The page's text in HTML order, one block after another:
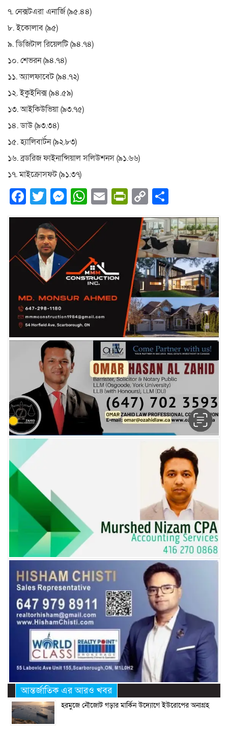
৭. নেক্সটএরা এনার্জি (৯৫.৪৪)
৮. ইকোলাব (৯৫)
৯. ডিজিটাল রিয়েলটি (৯৪.৭৪)
১০. শেভরন (৯৪.৭৪)
১১. অ্যালফাবেট (৯৪.৭২)
১২. ইকুইনিক্স (৯৪.৫৯)
১৩. আইকিউভিয়া (৯৩.৭৫)
১৪. ডাউ (৯৩.৩৪)
১৫. হ্যালিবার্টন (৯২.৮৩)
১৬. ব্রডরিজ ফাইনান্সিয়াল সলিউশনস (৯১.৬৬)
১৭. মাইক্রোসফট (৯১.৩৭)
Facebook
Twitter
Messenger
WhatsApp
EmailPrintFriendly
Copy
Link
আন্তর্জাতিক এর আরও খবর
হরমুজে নৌজোট গড়ার মার্কিন উদ্যোগে ইউরোপের অনাগ্রহ